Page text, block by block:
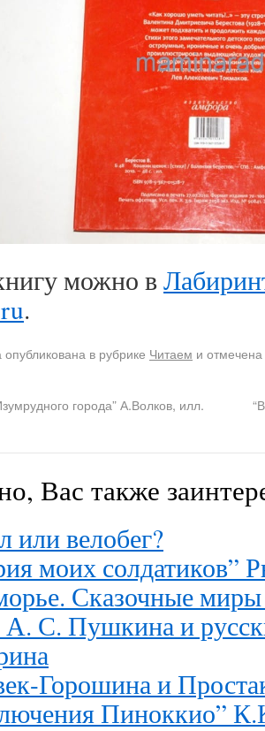
можно в
.
в рубрике Читаем и
города” А.Волков, илл.
Вас также
или велобег?
моих солдатиков”
Сказочные
А. С. Пушкина и
Горошина и
Пиноккио”